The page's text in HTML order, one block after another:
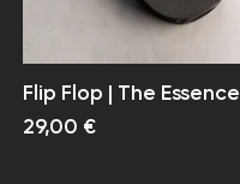
Flip Flop | The Essence
29,00 €